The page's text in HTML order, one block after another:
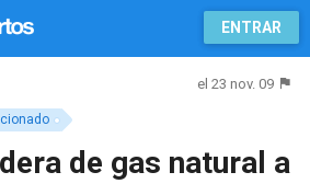
ENTRAR
el 23 nov. 09
de gas natural a